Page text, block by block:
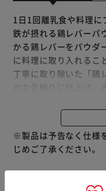
1日1回離乳食や料理
鉄が摂れる鶏レバーパ
かる鶏レバーをパウダ
に料理に取り入れるこ
丁寧に取り除いた「鶏
※リニューアルに伴い
る場合がございます
※製品は予告なく仕様
じめご了承ください。